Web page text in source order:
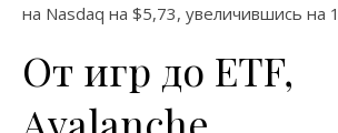
на Nasdaq на $5,73, увеличившись на
От игр до ETF,